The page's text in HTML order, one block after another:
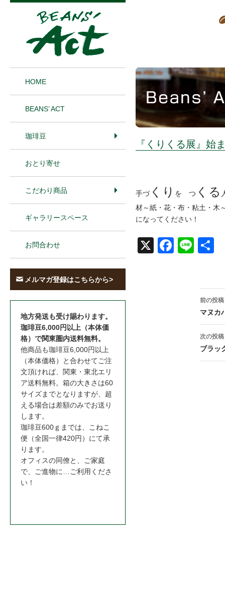
『くりくる展』始
手づくり を つ くる
材～紙・花・布・粘土・木
になってください！
Face
Line
投
稿
ナ
ビ
前の投稿
マヌカ
次の投稿
ブラッ
HOME
BEANS’ ACT
珈琲豆
おとり寄せ
こだわり商品
ギャラリースペース
お問合わせ
メルマガ登録はこちらから>
地方発送も受け賜わります。
珈琲豆6,000円以上（本体価
格）で関東圏内送料無料。
他商品も珈琲豆6,000円以上
（本体価格）と合わせてご注
文頂ければ、関東・東北エリ
ア送料無料。箱の大きさは60
サイズまでとなりますが、超
える場合は差額のみでお送り
します。
珈琲豆600ｇまでは、こねこ
便（全国一律420円）にて承
ります。
オフィスの同僚と、ご家庭
で、ご進物に…ご利用くださ
い！